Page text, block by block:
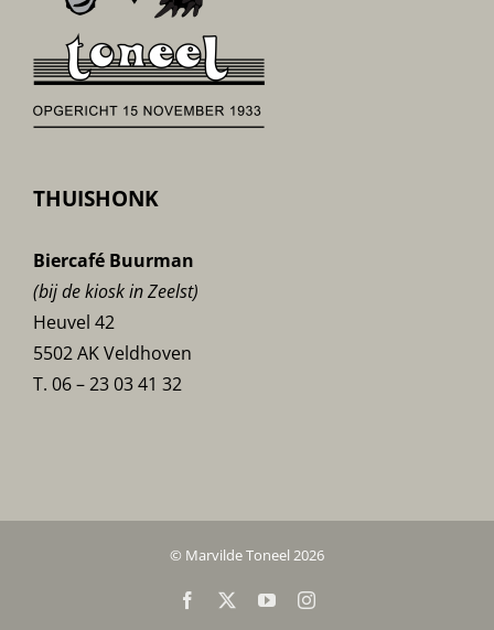
THUISHONK
Biercafé Buurman
(bij de kiosk in Zeelst)
Heuvel 42
5502 AK Veldhoven
T. 06 – 23 03 41 32
© Marvilde Toneel 2026
Facebook YouTubeInstagram